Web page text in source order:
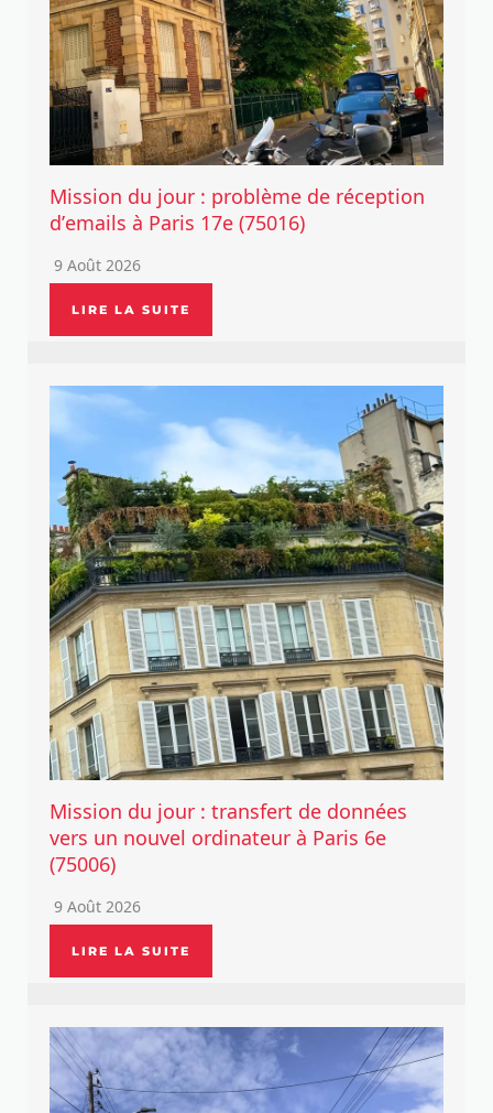
Mission du jour : problème de réception
d’emails à Paris 17e (75016)
9 Août 2026
LIRE LA SUITE
Mission du jour : transfert de données
vers un nouvel ordinateur à Paris 6e
(75006)
9 Août 2026
LIRE LA SUITE